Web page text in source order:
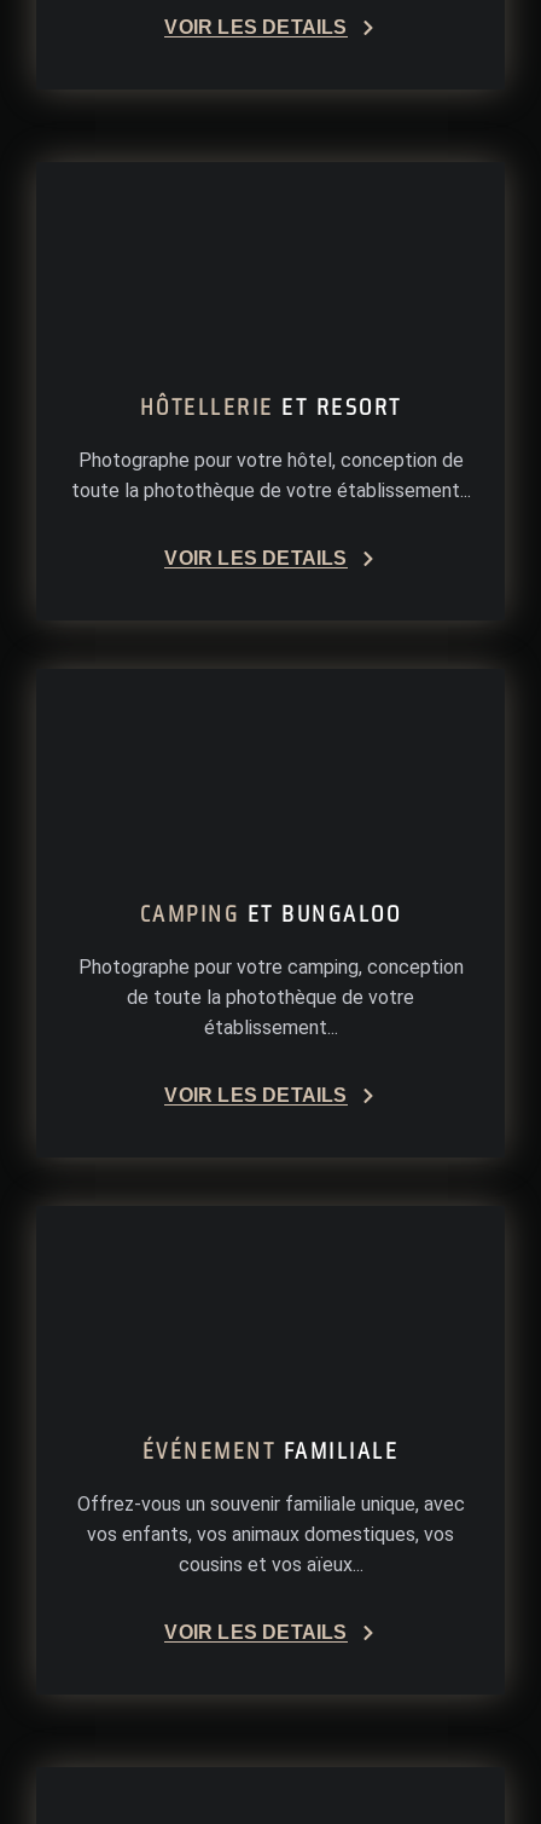
VOIR LES DÉTAILS
HÔTELLERIE ET RESORT
Photographe pour votre hôtel, conception de
toute la photothèque de votre établissement...
VOIR LES DÉTAILS
CAMPING ET BUNGALOO
Photographe pour votre camping, conception
de toute la photothèque de votre
établissement...
VOIR LES DÉTAILS
ÉVÉNEMENT FAMILIALE
Offrez-vous un souvenir familiale unique, avec
vos enfants, vos animaux domestiques, vos
cousins et vos aïeux...
VOIR LES DÉTAILS